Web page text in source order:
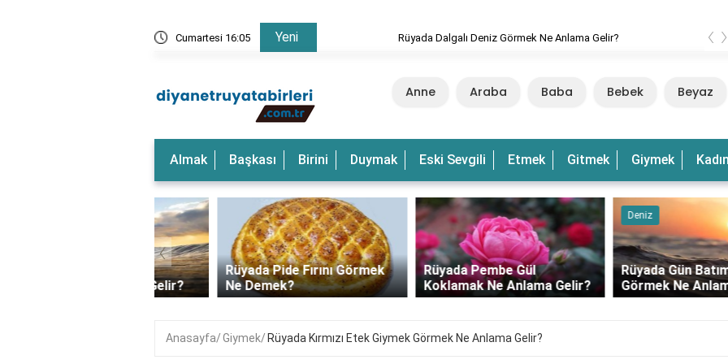
Cumartesi 16:05 Yeni Rüyada Dalgalı Deniz Görmek Ne Anlama Gelir? ‹ ›
Anne Araba Baba Bebek Beyaz
Almak Başkası Birini Duymak Eski Sevgili Etmek Gitmek Giymek Kadın
Rüyada Pide Fırını Görmek
Ne Demek?
Rüyada Pembe Gül
Koklamak Ne Anlama Gelir?
Deniz
Rüyada Gün Batımında
Görmek Ne Anlama Gelir?
‹
Anasayfa Giymek Rüyada Kırmızı Etek Giymek Görmek Ne Anlama Gelir?